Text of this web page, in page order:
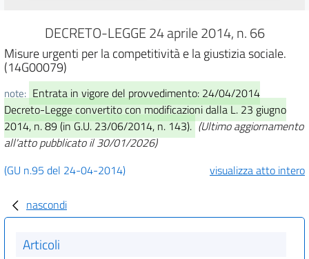
DECRETO-LEGGE 24 aprile 2014, n. 66
Misure urgenti per la competitività e la giustizia sociale.
(14G00079)
note: Entrata in vigore del provvedimento: 24/04/2014
Decreto-Legge convertito con modificazioni dalla L. 23 giugno
2014, n. 89 (in G.U. 23/06/2014, n. 143). (Ultimo aggiornamento
all'atto pubblicato il 30/01/2026)
(GU n.95 del 24-04-2014)
visualizza atto intero
nascondi
Articoli